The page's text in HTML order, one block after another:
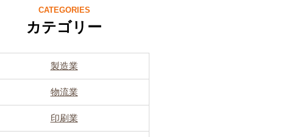
CATEGORIES
カテゴリー
製造業
物流業
印刷業